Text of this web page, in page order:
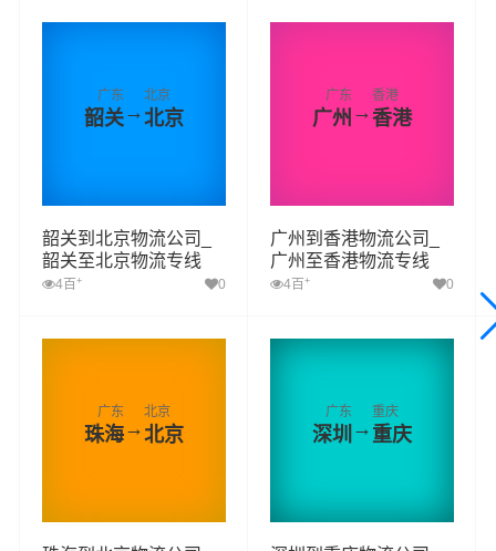
广东
韶关→
北京
北京
韶关到北京物流公司_
韶关至北京物流专线
4百 + 0
广东
广州 →
香港
香港
广州到香港物流公司_
广州至香港物流专线
4百 + 0
广东
珠海→
北京
北京
广东
深圳→
重庆
重庆